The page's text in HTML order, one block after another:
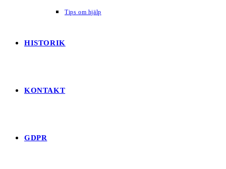
Tips om hjälp
HISTORIK
KONTAKT
GDPR